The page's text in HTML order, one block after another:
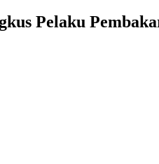
Pelaku